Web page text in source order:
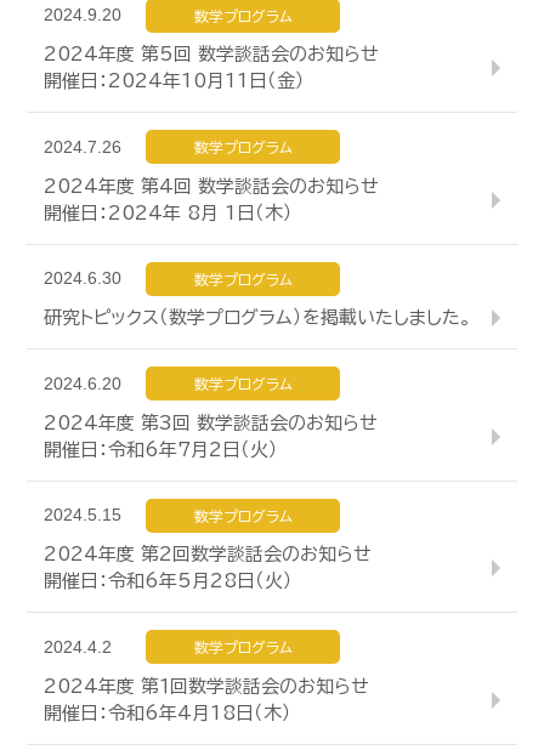
2024.9.20 数学プログラム
2024年度 第5回 数学談話会のお知らせ
開催日：2024年10月11日（金）
2024.7.26 数学プログラム
2024年度 第4回 数学談話会のお知らせ
開催日：2024年 8月 1日（木）
2024.6.30 数学プログラム
研究トピックス（数学プログラム）を掲載いたしました。
2024.6.20 数学プログラム
2024年度 第3回 数学談話会のお知らせ
開催日：令和6年7月2日（火）
2024.5.15 数学プログラム
2024年度 第2回数学談話会のお知らせ
開催日：令和6年5月28日（火）
2024.4.2 数学プログラム
2024年度 第１回数学談話会のお知らせ
開催日：令和6年4月18日（木）